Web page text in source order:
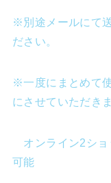
※別途メールにて
ださい。
※一度にまとめて
にさせていただきま
オンライン2ショ
可能